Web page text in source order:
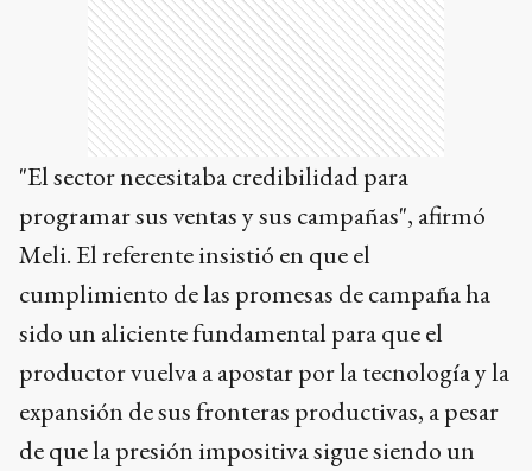
"El sector necesitaba credibilidad para
programar sus ventas y sus campañas", afirmó
Meli. El referente insistió en que el
cumplimiento de las promesas de campaña ha
sido un aliciente fundamental para que el
productor vuelva a apostar por la tecnología y la
expansión de sus fronteras productivas, a pesar
de que la presión impositiva sigue siendo un